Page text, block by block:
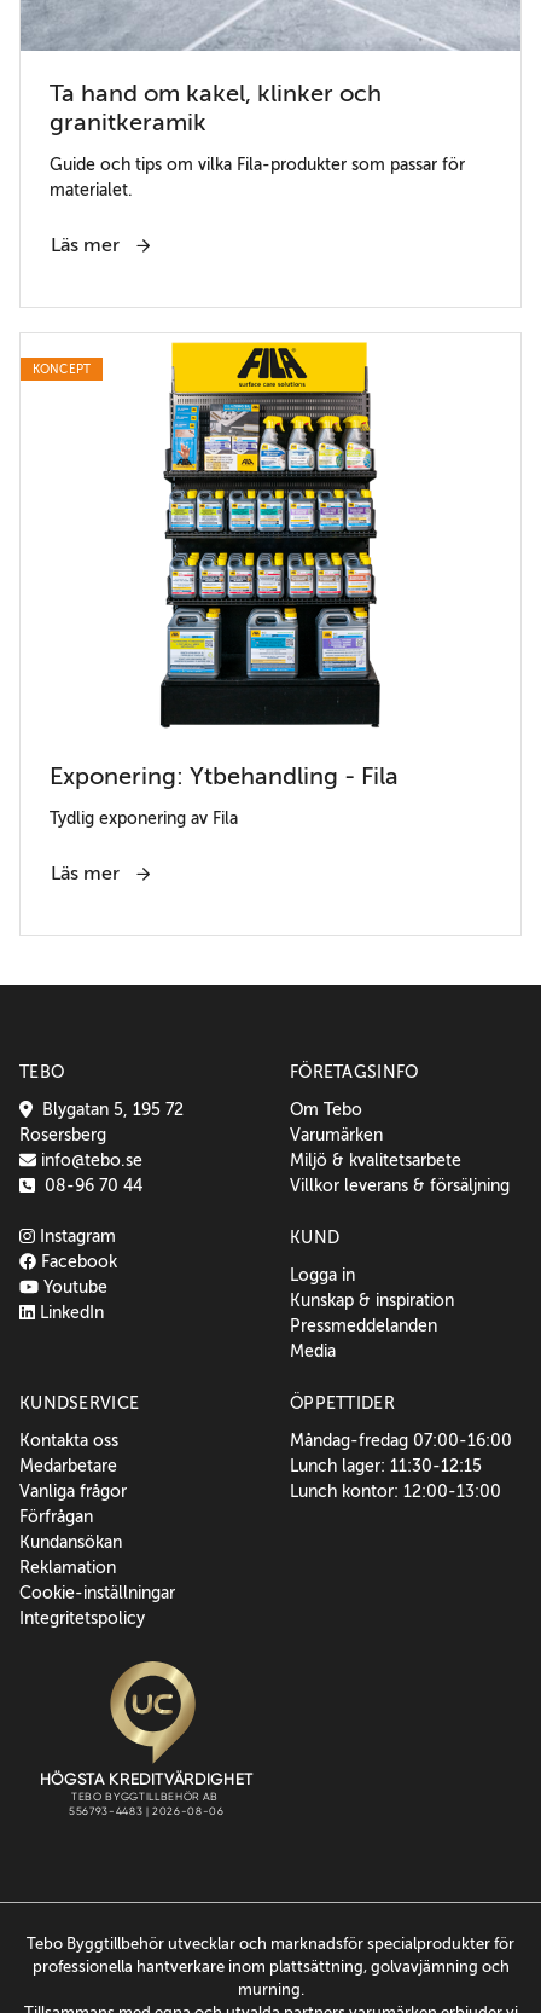
Ta hand om kakel, klinker och
granitkeramik
Guide och tips om vilka Fila-produkter som passar för
materialet.
Läs mer
KONCEPT
Exponering: Ytbehandling - Fila
Tydlig exponering av Fila
Läs mer
TEBO
Blygatan 5, 195 72
Rosersberg
info@tebo.se
08-96 70 44
Instagram
Facebook
Youtube
LinkedIn
FÖRETAGSINFO
Om Tebo
Varumärken
Miljö & kvalitetsarbete
Villkor leverans & försäljning
KUND
Logga in
Kunskap & inspiration
Pressmeddelanden
Media
KUNDSERVICE
Kontakta oss
Medarbetare
Vanliga frågor
Förfrågan
Kundansökan
Reklamation
Cookie-inställningar
Integritetspolicy
ÖPPETTIDER
Måndag-fredag 07:00-16:00
Lunch lager: 11:30-12:15
Lunch kontor: 12:00-13:00
Tebo Byggtillbehör utvecklar och marknadsför specialprodukter för
professionella hantverkare inom plattsättning, golvavjämning och
murning.